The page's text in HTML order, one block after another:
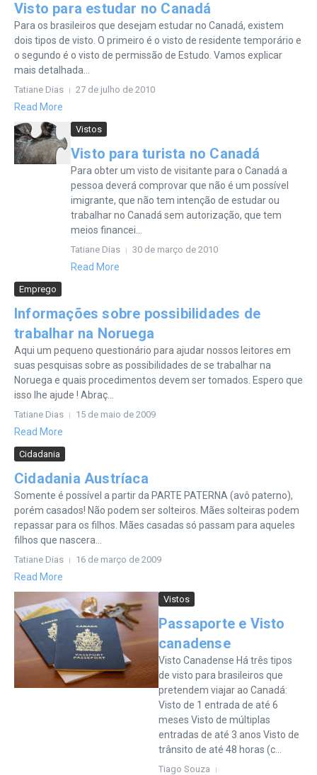
Visto para estudar no Canadá
Para os brasileiros que desejam estudar no Canadá, existem
dois tipos de visto. O primeiro é o visto de residente temporário e
o segundo é o visto de permissão de Estudo. Vamos explicar
mais detalhada...
Tatiane Dias 27 de julho de 2010
Read More
Vistos
Visto para turista no Canadá
Para obter um visto de visitante para o Canadá a
pessoa deverá comprovar que não é um possível
imigrante, que não tem intenção de estudar ou
trabalhar no Canadá sem autorização, que tem
meios financei...
Tatiane Dias 30 de março de 2010
Read More
Emprego
Informações sobre possibilidades de
trabalhar na Noruega
Aqui um pequeno questionário para ajudar nossos leitores em
suas pesquisas sobre as possibilidades de se trabalhar na
Noruega e quais procedimentos devem ser tomados. Espero que
isso lhe ajude ! Abraç...
Tatiane Dias 15 de maio de 2009
Read More
Cidadania
Cidadania Austríaca
Somente é possível a partir da PARTE PATERNA (avô paterno),
porém casados! Não podem ser solteiros. Mães solteiras podem
repassar para os filhos. Mães casadas só passam para aqueles
filhos que nascera...
Tatiane Dias 16 de março de 2009
Read More
Vistos
Passaporte e Visto
canadense
Visto Canadense Há três tipos
de visto para brasileiros que
pretendem viajar ao Canadá:
Visto de 1 entrada de até 6
meses Visto de múltiplas
entradas de até 3 anos Visto de
trânsito de até 48 horas (c...
Tiago Souza